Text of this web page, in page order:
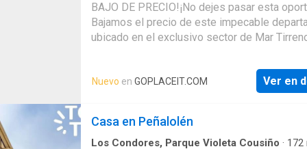
BAJO DE PRECIO!¡No dejes pasar esta
Bajamos el precio de este impecable
ubicado en el exclusivo sector de Mar
precordillerano con excelente
donde el silencio y la vista a la montaña son
propiedad es una excelente oportunidad de
inversión en una de las
Nuevo en GOPLACEIT.COM Ver en
Casa en Peñalolén
Los Condores, Parque Violeta Cousiño · 172